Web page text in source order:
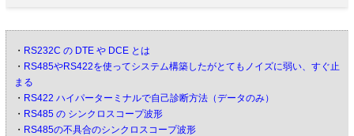
・ RS232C の DTE や DCE とは
・ RS485やRS422を使ってシステム構築したがとてもノイズに弱い、すぐ止
まる
・ RS422 ハイパーターミナルで自己診断方法（データのみ）
・ RS485 の シンクロスコープ波形
・ RS485の不具合のシンクロスコープ波形